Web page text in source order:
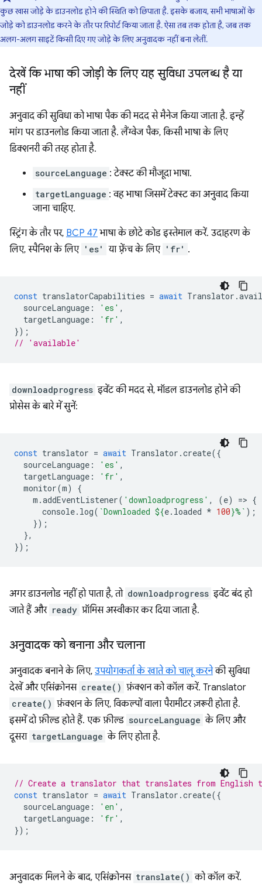
कुछ खास जोड़े के डाउनलोड होने की स्थिति को छिपाता है. इसके बजाय, सभी भाषाओं के
जोड़े को डाउनलोड करने के तौर पर रिपोर्ट किया जाता है. ऐसा तब तक होता है, जब तक
अलग-अलग साइटें किसी दिए गए जोड़े के लिए अनुवादक नहीं बना लेतीं.
देखें कि भाषा की जोड़ी के लिए यह सुविधा उपलब्ध है या
नहीं
अनुवाद की सुविधा को भाषा पैक की मदद से मैनेज किया जाता है. इन्हें
मांग पर डाउनलोड किया जाता है. लैंग्वेज पैक, किसी भाषा के लिए
डिक्शनरी की तरह होता है.
sourceLanguage : टेक्स्ट की मौजूदा भाषा.
targetLanguage : वह भाषा जिसमें टेक्स्ट का अनुवाद किया
जाना चाहिए.
स्ट्रिंग के तौर पर, BCP 47 भाषा के छोटे कोड इस्तेमाल करें. उदाहरण के
लिए, स्पैनिश के लिए 'es' या फ़्रेंच के लिए 'fr' .
const translatorCapabilities = await Translator .
sourceLanguage : 'es' ,
targetLanguage : 'fr' ,
});
// 'available'
downloadprogress इवेंट की मदद से, मॉडल डाउनलोड होने की
प्रोसेस के बारे में सुनें:
const translator = await Translator .create({
sourceLanguage : 'es' ,
targetLanguage : 'fr' ,
monitor(m)
{
m .addEventListener( 'downloadprogress' , (e) => {
console. log( `Downloaded ${e. loaded * 100}%` );
});
},
});
अगर डाउनलोड नहीं हो पाता है, तो downloadprogress इवेंट बंद हो
जाते हैं और ready प्रॉमिस अस्वीकार कर दिया जाता है.
अनुवादक को बनाना और चलाना
अनुवादक बनाने के लिए, उपयोगकर्ता के खाते को चालू करनेकी सुविधा
देखें और एसिंक्रोनस create() फ़ंक्शन को कॉल करें. Translator
create() फ़ंक्शन के लिए, विकल्पों वाला पैरामीटर ज़रूरी होता है.
इसमें दो फ़ील्ड होते हैं. एक फ़ील्ड sourceLanguage के लिए और
दूसरा targetLanguage के लिए होता है.
// Create a translator that translates from English
const translator = await Translator .create({
sourceLanguage : 'en' ,
targetLanguage : 'fr' ,
});
अनुवादक मिलने के बाद, एसिंक्रोनस translate() को कॉल करें.